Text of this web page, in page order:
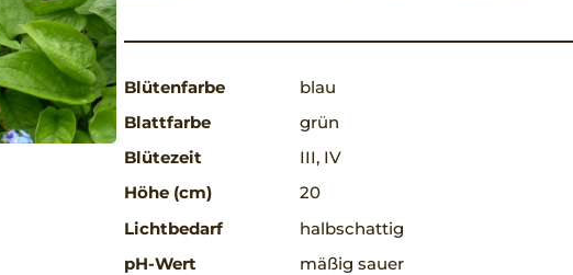
Blütenfarbe
blau
Blattfarbe
grün
Blütezeit
III, IV
Höhe (cm)
20
Lichtbedarf
halbschattig
pH-Wert
mäßig sauer